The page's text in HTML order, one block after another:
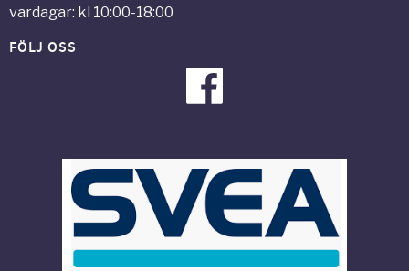
vardagar: kl 10:00-18:00
FÖLJ OSS